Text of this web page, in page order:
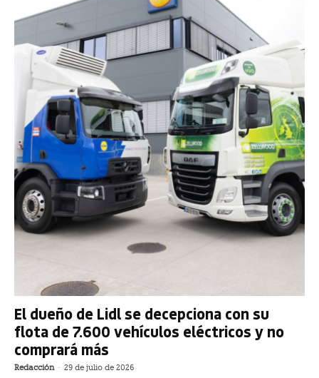
El dueño de Lidl se decepciona con su
flota de 7.600 vehículos eléctricos y no
comprará más
Redacción - 29 de julio de 2026